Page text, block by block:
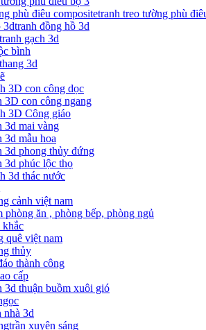
tranh treo tường phù
tranh đồng hồ 3d
tranh gạch 3d
bình
3d
3D con công dọc
3D con công ngang
3D Công giáo
3d mai vàng
3d mẫu hoa
3d phong thủy đứng
3d phúc lộc thọ
3d thác nước
cảnh việt nam
phòng ăn , phòng bếp, phòng ngủ
khắc
quê việt nam
thủy
thành công
cấp
3d thuận buồm xuôi gió
nhà 3d
trần xuyên sáng